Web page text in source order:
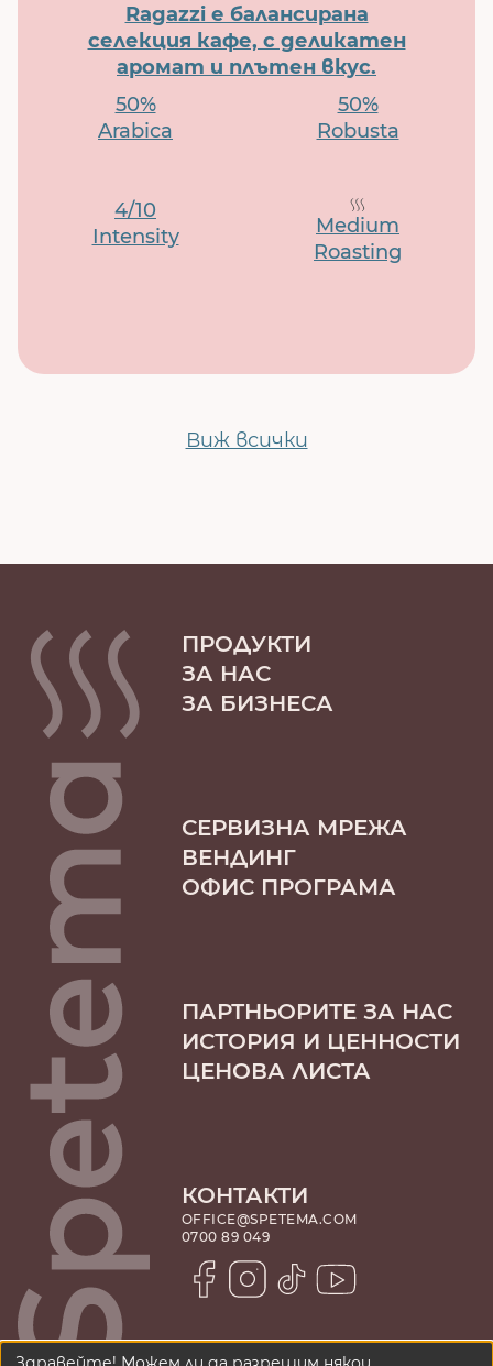
Ragazzi е балансирана
селекция кафе, с деликатен
аромат и плътен вкус.
50%
Arabica
50%
Robusta
4/10
Intensity
Medium
Roasting
Виж всички
ПРОДУКТИ
ЗА НАС
ЗА БИЗНЕСА
СЕРВИЗНА МРЕЖА
ВЕНДИНГ
ОФИС ПРОГРАМА
ПАРТНЬОРИТЕ ЗА НАС
ИСТОРИЯ И ЦЕННОСТИ
ЦЕНОВА ЛИСТА
КОНТАКТИ
OFFICE@SPETEMA.COM
0700 89 049